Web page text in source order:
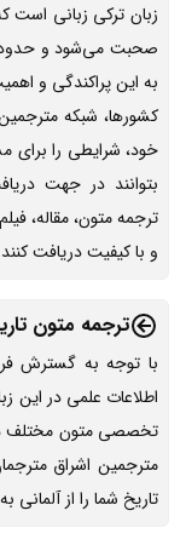
زبان ترکی زبانی است
به این پراکندگی و
کشورها، شبکه
خود، شرایطی را برای
بتوانند در جهت
ترجمه متون، مقاله،
و با کیفیت دریافت
ترجمه متون
با توجه به گسترش
اطلاعات علمی در این
تخصصی متون مختلف
مترجمین اشراق
تاریخ شما را از